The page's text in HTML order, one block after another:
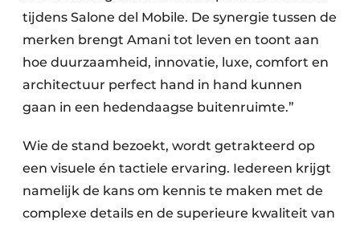
tijdens Salone del Mobile. De synergie tussen de
merken brengt Amani tot leven en toont aan
hoe duurzaamheid, innovatie, luxe, comfort en
architectuur perfect hand in hand kunnen
gaan in een hedendaagse buitenruimte.”
Wie de stand bezoekt, wordt getrakteerd op
een visuele én tactiele ervaring. Iedereen krijgt
namelijk de kans om kennis te maken met de
complexe details en de superieure kwaliteit van